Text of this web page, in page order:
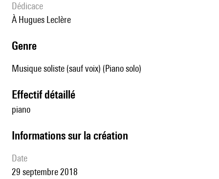
Dédicace
à Hugues Leclère
genre
Musique soliste (sauf voix) (Piano solo)
effectif détaillé
piano
informations sur la création
date
29 septembre 2018